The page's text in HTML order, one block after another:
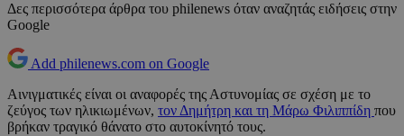
Δες περισσότερα άρθρα του philenews όταν αναζητάς ειδήσεις στην
Google
Add philenews.com on Google
Αινιγματικές είναι οι αναφορές της Αστυνομίας σε σχέση με το
ζεύγος των ηλικιωμένων, τον Δημήτρη και τη Μάρω Φιλιππίδη που
βρήκαν τραγικό θάνατο στο αυτοκίνητό τους.